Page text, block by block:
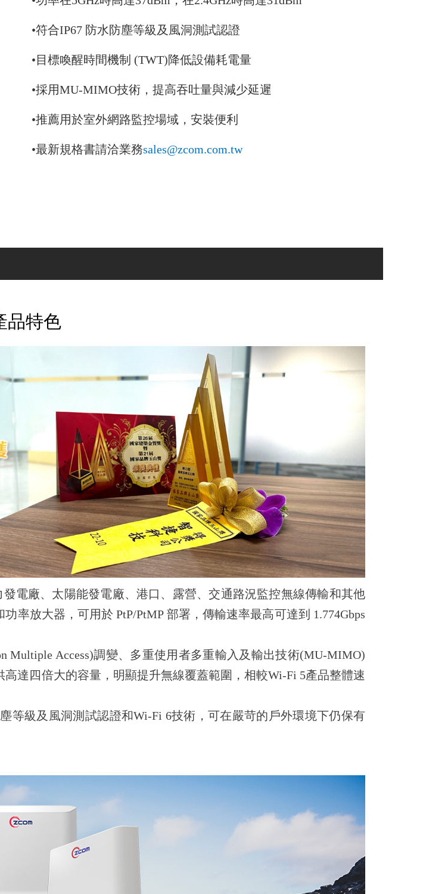
•符合IP67 防水防塵等級及風洞測試認證
•目標喚醒時間機制 (TWT)降低設備耗電量
•採用MU-MIMO技術，提高吞吐量與減少延遲
•推薦用於室外網路監控場域，安裝便利
•最新規格書請洽業務sales@zcom.com.tw
品特色
電廠、太陽能發電廠、港口 、 露營、交通路況監控無線傳輸和其他
率放大器，可用於 PtP/PtMP 部署，傳輸速率最高可達到 1.774Gbps
Multiple Access)調變、多重使用者多重輸入及輸出技術(MU-MIMO)
達四倍大的容量，明顯提升無線覆蓋範圍，相較Wi-Fi 5產品整體速
等級及風洞測試認證和Wi-Fi 6技術，可在嚴苛的戶外環境下仍保有